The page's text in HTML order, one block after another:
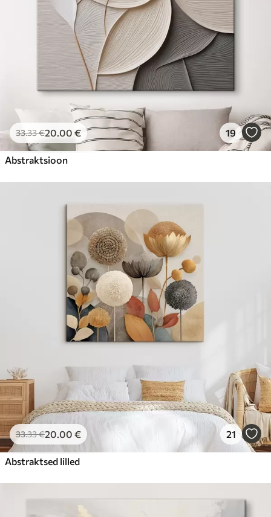
33.33€20.00 € 19
Abstraktsioon
33.33€20.00 € 21
Abstraktsed lilled